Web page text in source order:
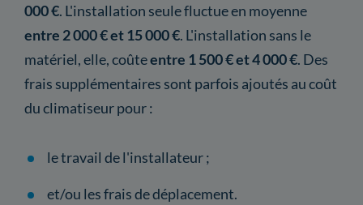
000 €. L'installation seule fluctue en moyenne
entre 2 000 € et 15 000 €. L'installation sans le
matériel, elle, coûteentre 1 500 € et 4 000 €. Des
frais supplémentaires sont parfois ajoutés au coût
du climatiseur pour :
le travail de l'installateur ;
et/ou les frais de déplacement.